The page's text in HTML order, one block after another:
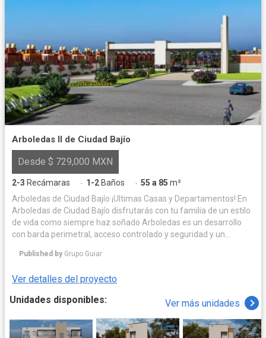
Arboledas II de Ciudad Bajío
Desde $ 729,000 MXN
2-3 Recámaras · 1-2 Baños · 55 a 85 m²
Arboledas de Ciudad Bajío ¡Ultimas Casas y Departamentos! En
Arboledas de Ciudad Bajío disfrutarás con tu familia de un estilo
de vida como siempre haz soñado Arboledas es un desarrollo
con barda perimetral, acceso controlado y seguridad y un
modelos de casas y departamento para que puedas escoger la
cuenta con casas y departamentos de entrega inmediata,
Diamante de 108 m2, Zafiro de 92 m2, Cuarzo de 84 m2
Obsidiana de 74 m2 y el departamento de 55.20 m2. El
Fraccionamiento cuenta con Acceso controlado para tu
seguridad, Sistema de Clusters, Zona comercial para tu
Published by Grupo Guiar
Ver detalles del proyecto
Unidades disponibles:
Ver más unidades